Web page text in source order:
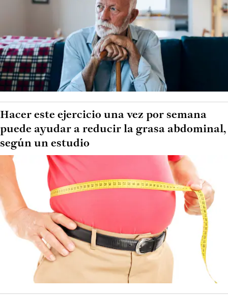
Hacer este ejercicio una vez por semana
puede ayudar a reducir la grasa abdominal,
según un estudio